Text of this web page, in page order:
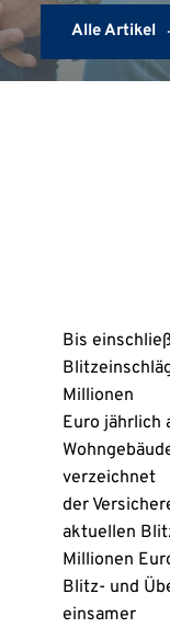
Alle Artikel
Bis
Millionen
Euro jährlich
verzeichnet
der
aktuellen
Millionen
Blitz- und
einsamer